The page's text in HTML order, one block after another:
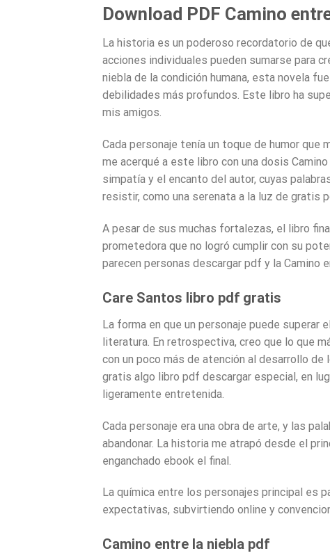
Download PDF Camino
La historia es un poderoso recordatorio de
acciones individuales pueden sumarse para
niebla de la condición humana, esta novela
debilidades más profundos. Este libro ha
mis amigos.
Cada personaje tenía un toque de humor
me acerqué a este libro con una dosis
simpatía y el encanto del autor, cuyas
resistir, como una serenata a la luz de gratis
A pesar de sus muchas fortalezas, el libro
prometedora que no logró cumplir con su
parecen personas descargar pdf y la Camino
Care Santos libro pdf gratis
La forma en que un personaje puede superar
literatura. En retrospectiva, creo que lo que
con un poco más de atención al desarrollo
gratis algo libro pdf descargar especial, en
ligeramente entretenida.
Cada personaje era una obra de arte, y las
abandonar. La historia me atrapó desde el
enganchado ebook el final.
La química entre los personajes principal es
expectativas, subvirtiendo online y
Camino entre la niebla pdf